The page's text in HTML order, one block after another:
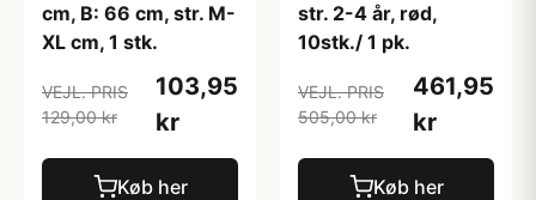
cm, B: 66 cm, str. M-
XL cm, 1 stk.
VEJL. PRIS
129,00 kr
103,95
kr
Køb her
str. 2-4 år, rød,
10stk./ 1 pk.
VEJL. PRIS
505,00 kr
461,95
kr
Køb her